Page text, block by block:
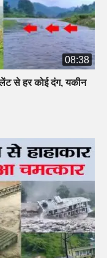
08:38
से हर कोई दंग, यकीन